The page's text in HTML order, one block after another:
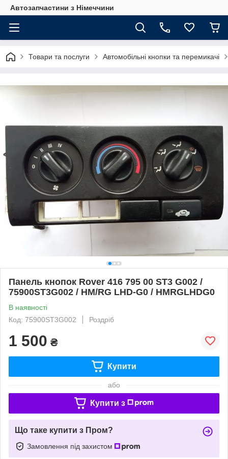
Автозапчастини з Німеччини
Товари та послуги Автомобільні кнопки та перемикачі
Панель кнопок Rover 416 795 00 ST3 G002 /
75900ST3G002 / HM/RG LHD-G0 / HMRGLHDG0
В наявності
Код: 75900ST3G002
Роздріб
1 500 ₴
Купити
або
Купити з
Що таке купити з Пром?
Замовлення під захистом